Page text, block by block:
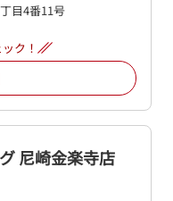
目4番11号
ク！
尼崎金楽寺店